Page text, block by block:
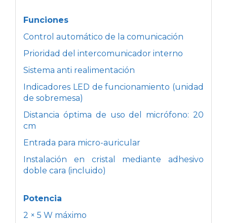
Funciones
Control automático de la comunicación
Prioridad del intercomunicador interno
Sistema anti realimentación
Indicadores LED de funcionamiento (unidad
de sobremesa)
Distancia óptima de uso del micrófono: 20
cm
Entrada para micro-auricular
Instalación en cristal mediante adhesivo
doble cara (incluido)
Potencia
2 × 5 W máximo